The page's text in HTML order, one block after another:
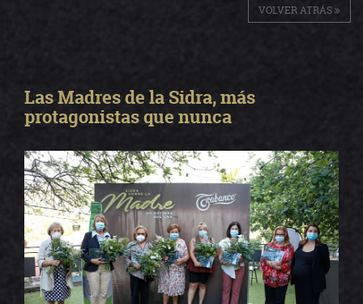
VOLVER ATRÁS
Las Madres de la Sidra, más
protagonistas que nunca